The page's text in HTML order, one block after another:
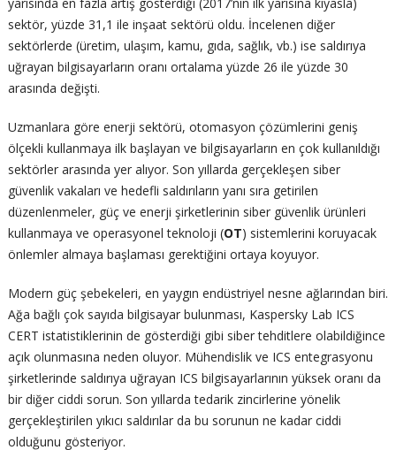
yarısında en fazla artış gösterdiği (2017’nin ilk yarısına kıyasla)
sektör, yüzde 31,1 ile inşaat sektörü oldu. İncelenen diğer
sektörlerde (üretim, ulaşım, kamu, gıda, sağlık, vb.) ise saldırıya
uğrayan bilgisayarların oranı ortalama yüzde 26 ile yüzde 30
arasında değişti.
Uzmanlara göre enerji sektörü, otomasyon çözümlerini geniş
ölçekli kullanmaya ilk başlayan ve bilgisayarların en çok kullanıldığı
sektörler arasında yer alıyor. Son yıllarda gerçekleşen siber
güvenlik vakaları ve hedefli saldırıların yanı sıra getirilen
düzenlenmeler, güç ve enerji şirketlerinin siber güvenlik ürünleri
kullanmaya ve operasyonel teknoloji (OT) sistemlerini koruyacak
önlemler almaya başlaması gerektiğini ortaya koyuyor.
Modern güç şebekeleri, en yaygın endüstriyel nesne ağlarından biri.
Ağa bağlı çok sayıda bilgisayar bulunması, Kaspersky Lab ICS
CERT istatistiklerinin de gösterdiği gibi siber tehditlere olabildiğince
açık olunmasına neden oluyor. Mühendislik ve ICS entegrasyonu
şirketlerinde saldırıya uğrayan ICS bilgisayarlarının yüksek oranı da
bir diğer ciddi sorun. Son yıllarda tedarik zincirlerine yönelik
gerçekleştirilen yıkıcı saldırılar da bu sorunun ne kadar ciddi
olduğunu gösteriyor.